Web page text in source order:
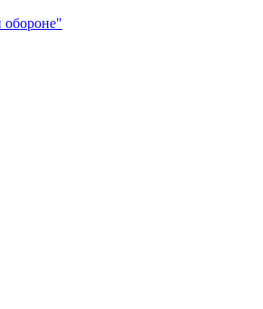
обороне"